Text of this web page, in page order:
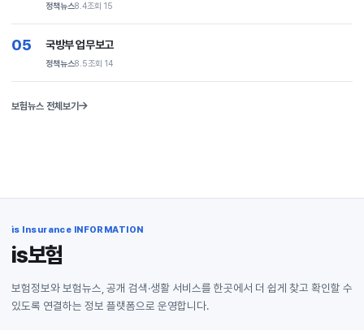
정책뉴스8.4조회 15
05 국방부 업무보고
정책뉴스8.5조회 14
보험뉴스 전체보기
is Insurance INFORMATION
is보험
보험정보와 보험뉴스, 공개 검색·생활 서비스를 한곳에서 더 쉽게 찾고 확인할 수
있도록 연결하는 정보 플랫폼으로 운영합니다.